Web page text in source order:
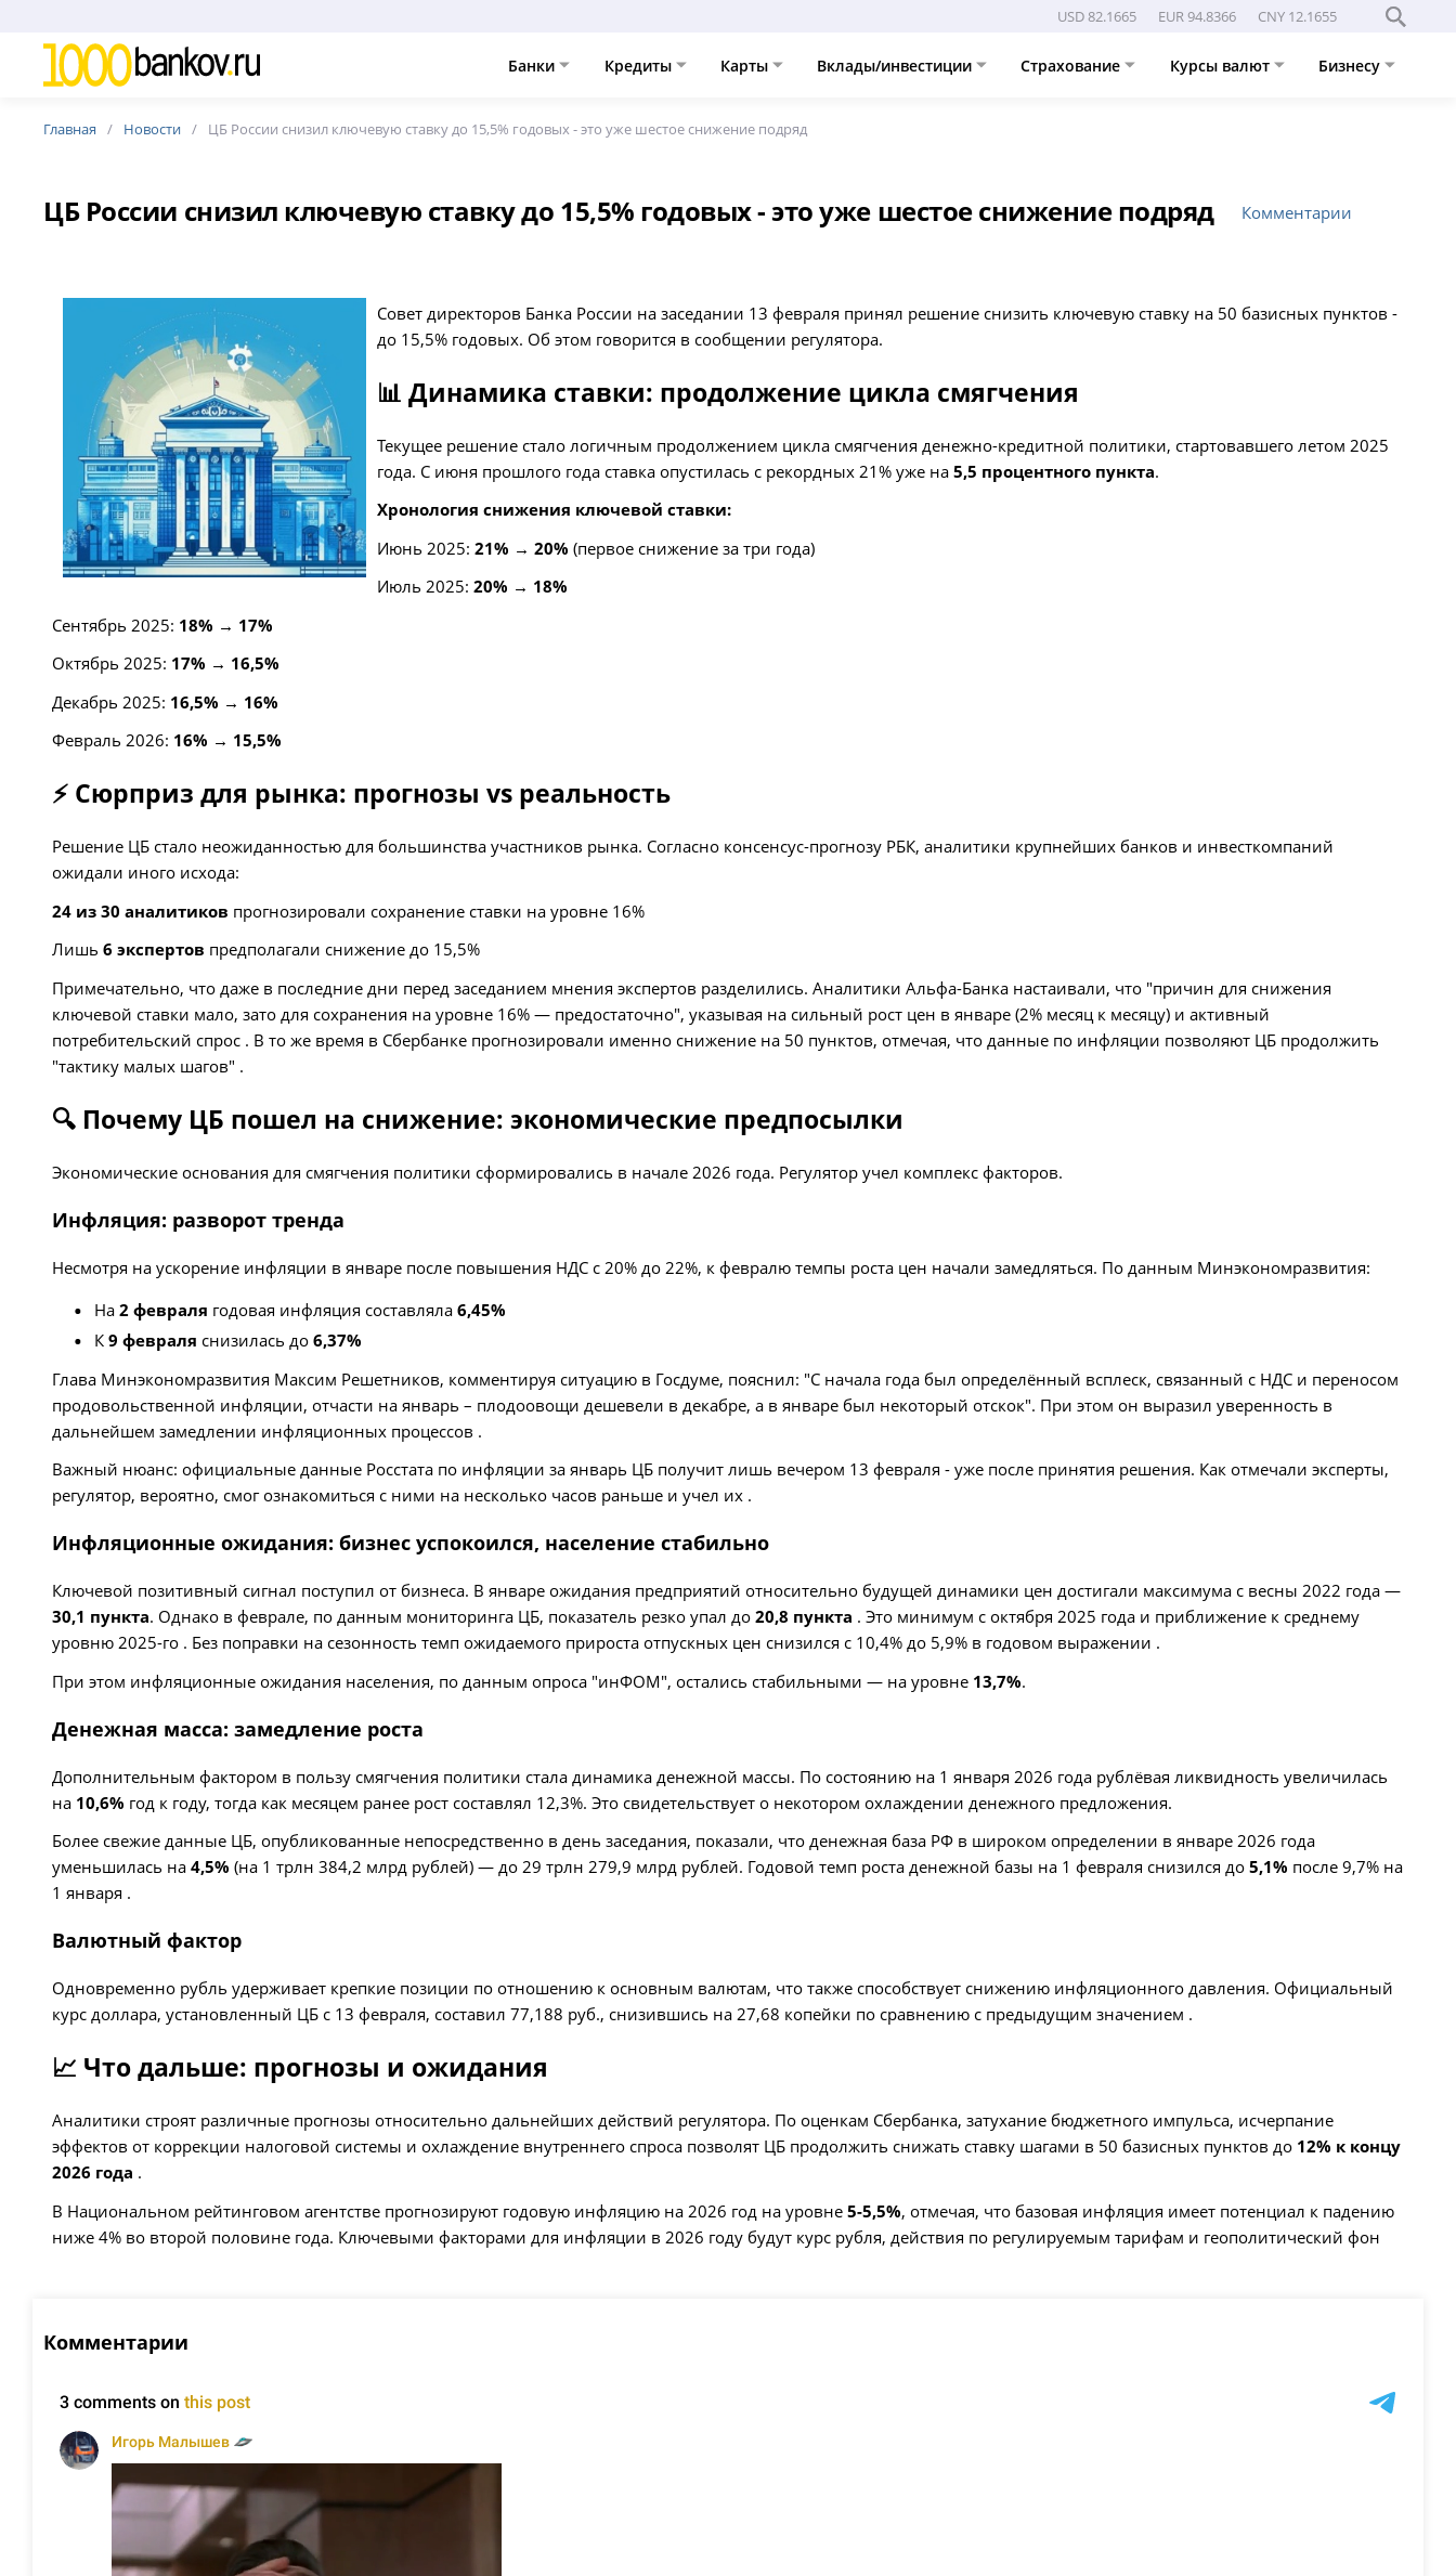
USD 82.1665 EUR 94.8366 CNY 12.1655
Банки Кредиты Карты Вклады/инвестиции Страхование Курсы валют Бизнесу
Главная Новости ЦБ России снизил ключевую ставку до 15,5% годовых - это уже шестое снижение подряд
ЦБ России снизил ключевую ставку до 15,5% годовых - это уже шестое снижение подряд Комментарии
Совет директоров Банка России на заседании 13 февраля принял решение снизить ключевую ставку на 50 базисных пунктов -
до 15,5% годовых. Об этом говорится в сообщении регулятора.
📊 Динамика ставки: продолжение цикла смягчения
Текущее решение стало логичным продолжением цикла смягчения денежно-кредитной политики, стартовавшего летом 2025
года. С июня прошлого года ставка опустилась с рекордных 21% уже на5,5 процентного пункта.
Хронология снижения ключевой ставки:
Июнь 2025:21% → 20% (первое снижение за три года)
Июль 2025:20% → 18%
Сентябрь 2025: 18% → 17%
Октябрь 2025: 17% → 16,5%
Декабрь 2025: 16,5% → 16%
Февраль 2026: 16% → 15,5%
⚡️ Сюрприз для рынка: прогнозы vs реальность
Решение ЦБ стало неожиданностью для большинства участников рынка. Согласно консенсус-прогнозу РБК, аналитики крупнейших банков и инвесткомпаний
ожидали иного исхода:
24 из 30 аналитиков прогнозировали сохранение ставки на уровне 16%
Лишь6 экспертов предполагали снижение до 15,5%
Примечательно, что даже в последние дни перед заседанием мнения экспертов разделились. Аналитики Альфа-Банка настаивали, что "причин для снижения
ключевой ставки мало, зато для сохранения на уровне 16% — предостаточно", указывая на сильный рост цен в январе (2% месяц к месяцу) и активный
потребительский спрос . В то же время в Сбербанке прогнозировали именно снижение на 50 пунктов, отмечая, что данные по инфляции позволяют ЦБ продолжить
"тактику малых шагов" .
🔍 Почему ЦБ пошел на снижение: экономические предпосылки
Экономические основания для смягчения политики сформировались в начале 2026 года. Регулятор учел комплекс факторов.
Инфляция: разворот тренда
Несмотря на ускорение инфляции в январе после повышения НДС с 20% до 22%, к февралю темпы роста цен начали замедляться. По данным Минэкономразвития:
На 2 февраля годовая инфляция составляла 6,45%
К 9 февраля снизилась до 6,37%
Глава Минэкономразвития Максим Решетников, комментируя ситуацию в Госдуме, пояснил: "С начала года был определённый всплеск, связанный с НДС и переносом
продовольственной инфляции, отчасти на январь – плодоовощи дешевели в декабре, а в январе был некоторый отскок". При этом он выразил уверенность в
дальнейшем замедлении инфляционных процессов .
Важный нюанс: официальные данные Росстата по инфляции за январь ЦБ получит лишь вечером 13 февраля - уже после принятия решения. Как отмечали эксперты,
регулятор, вероятно, смог ознакомиться с ними на несколько часов раньше и учел их .
Инфляционные ожидания: бизнес успокоился, население стабильно
Ключевой позитивный сигнал поступил от бизнеса. В январе ожидания предприятий относительно будущей динамики цен достигали максимума с весны 2022 года —
30,1 пункта. Однако в феврале, по данным мониторинга ЦБ, показатель резко упал до20,8 пункта . Это минимум с октября 2025 года и приближение к среднему
уровню 2025-го . Без поправки на сезонность темп ожидаемого прироста отпускных цен снизился с 10,4% до 5,9% в годовом выражении .
При этом инфляционные ожидания населения, по данным опроса "инФОМ", остались стабильными — на уровне 13,7%.
Денежная масса: замедление роста
Дополнительным фактором в пользу смягчения политики стала динамика денежной массы. По состоянию на 1 января 2026 года рублёвая ликвидность увеличилась
на 10,6% год к году, тогда как месяцем ранее рост составлял 12,3%. Это свидетельствует о некотором охлаждении денежного предложения.
Более свежие данные ЦБ, опубликованные непосредственно в день заседания, показали, что денежная база РФ в широком определении в январе 2026 года
уменьшилась на4,5% (на 1 трлн 384,2 млрд рублей) — до 29 трлн 279,9 млрд рублей. Годовой темп роста денежной базы на 1 февраля снизился до5,1% после 9,7% на
1 января .
Валютный фактор
Одновременно рубль удерживает крепкие позиции по отношению к основным валютам, что также способствует снижению инфляционного давления. Официальный
курс доллара, установленный ЦБ с 13 февраля, составил 77,188 руб., снизившись на 27,68 копейки по сравнению с предыдущим значением .
📈 Что дальше: прогнозы и ожидания
Аналитики строят различные прогнозы относительно дальнейших действий регулятора. По оценкам Сбербанка, затухание бюджетного импульса, исчерпание
эффектов от коррекции налоговой системы и охлаждение внутреннего спроса позволят ЦБ продолжить снижать ставку шагами в 50 базисных пунктов до 12% к концу
2026 года .
В Национальном рейтинговом агентстве прогнозируют годовую инфляцию на 2026 год на уровне5-5,5%, отмечая, что базовая инфляция имеет потенциал к падению
ниже 4% во второй половине года. Ключевыми факторами для инфляции в 2026 году будут курс рубля, действия по регулируемым тарифам и геополитический фон
Комментарии